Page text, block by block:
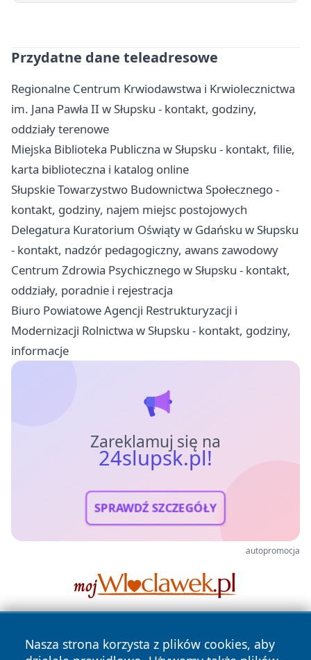
Przydatne dane teleadresowe
Regionalne Centrum Krwiodawstwa i Krwiolecznictwa
im. Jana Pawła II w Słupsku - kontakt, godziny,
oddziały terenowe
Miejska Biblioteka Publiczna w Słupsku - kontakt, filie,
karta biblioteczna i katalog online
Słupskie Towarzystwo Budownictwa Społecznego -
kontakt, godziny, najem miejsc postojowych
Delegatura Kuratorium Oświąty w Gdańsku w Słupsku
- kontakt, nadzór pedagogiczny, awans zawodowy
Centrum Zdrowia Psychicznego w Słupsku - kontakt,
oddziały, poradnie i rejestracja
Biuro Powiatowe Agencji Restrukturyzacji i
Modernizacji Rolnictwa w Słupsku - kontakt, godziny,
informacje
Zareklamuj się na
24slupsk.pl!
SPRAWDŹ SZCZEGÓŁY
autopromocja
Nasza strona korzysta z plików cookies, aby